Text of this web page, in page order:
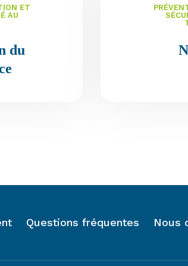
ET
AU
du
Questions fréquentes Nous